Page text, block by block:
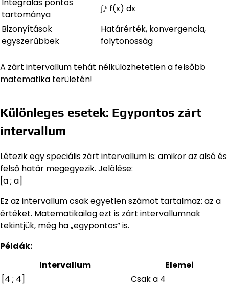
Integrálás pontos
tartománya
∫ₐᵇ f(x) dx
Bizonyítások
egyszerűbbek
Határérték, konvergencia,
folytonosság
A zárt intervallum tehát nélkülözhetetlen a felsőbb
matematika területén!
Különleges esetek: Egypontos zárt
intervallum
Létezik egy speciális zárt intervallum is: amikor az alsó és
felső határ megegyezik. Jelölése:
[a ; a]
Ez az intervallum csak egyetlen számot tartalmaz: az a
értéket. Matematikailag ezt is zárt intervallumnak
tekintjük, még ha „egypontos” is.
Példák:
Intervallum
Elemei
[4 ; 4]
Csak a 4